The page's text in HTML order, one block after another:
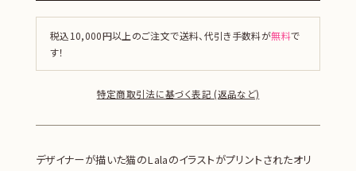
税込10,000円以上のご注文で送料、代引き手数料が無料で
す！
特定商取引法に基づく表記 (返品など)
デザイナーが描いた猫のLalaのイラストがプリントされたオリ